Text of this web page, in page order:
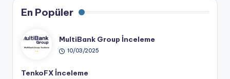
En Popüler
MultiBank Group İnceleme
10/03/2025
TenkoFX İnceleme